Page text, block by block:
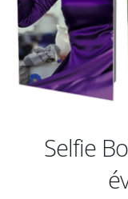
Selfie